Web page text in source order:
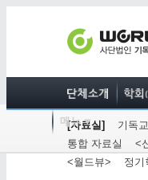
[자료실]
기독
통합 자료실
<
<월드뷰>
정기